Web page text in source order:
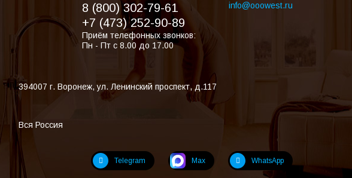
8 (800) 302-79-61
+7 (473) 252-90-89
Приём телефонных звонков:
Пн - Пт с 8.00 до 17.00
info@ooowest.ru
394007 г. Воронеж,ул. Ленинский проспект, д.117
Вся Россия
Telegram Max WhatsApp